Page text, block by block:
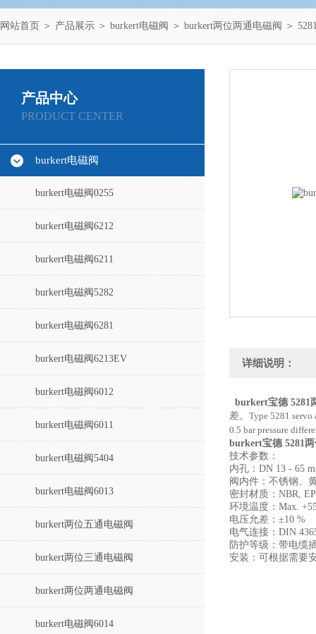
网站首页 ＞ 产品展示 ＞ burkert电磁阀 ＞ burkert两位两通电磁阀 ＞
产品中心
PRODUCT CENTER
burkert电磁阀
burkert电磁阀0255
burkert电磁阀6212
burkert电磁阀6211
burkert电磁阀5282
burkert电磁阀6281
burkert电磁阀6213EV
burkert电磁阀6012
burkert电磁阀6011
burkert电磁阀5404
burkert电磁阀6013
burkert两位五通电磁阀
burkert两位三通电磁阀
burkert两位两通电磁阀
burkert电磁阀6014
详细说明：
burkert宝德 5281
差。 Type 5281
0.5 bar pressure
burkert宝德 5281
技术参数：
内孔：DN 13 - 65
阀内件：不锈钢、
密封材质：NBR,
环境温度：Max.
电压允差：±10 %
电气连接：DIN
防护等级：带电缆
安装：可根据需要